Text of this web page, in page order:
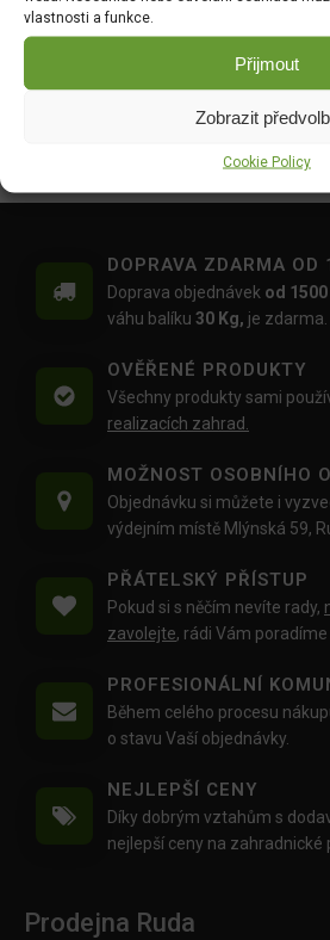
vlastnosti a funkce.
Přijmout
Zobrazit
Cookie Policy
AGRO Travní směs DOSEV
0,5 kg
DO
489.00
DOPRAVA ZDARMA OD
Doprava objednávek od 1500
váhu balíku 30 Kg, je zdarma.
OVĚŘENÉ PRODUKTY
Všechny produkty sami
realizacích zahrad.
MOŽNOST OSOBNÍHO
Objednávku si můžete i
výdejním místě Mlýnská 59,
PŘÁTELSKÝ PŘÍSTUP
Pokud si s něčím nevíte rady,
zavolejte, rádi Vám poradíme
PROFESIONÁLNÍ
Během celého procesu
o stavu Vaší objednávky.
NEJLEPŠÍ CENY
Díky dobrým vztahům s
nejlepší ceny na zahradnické
Prodejna Ruda